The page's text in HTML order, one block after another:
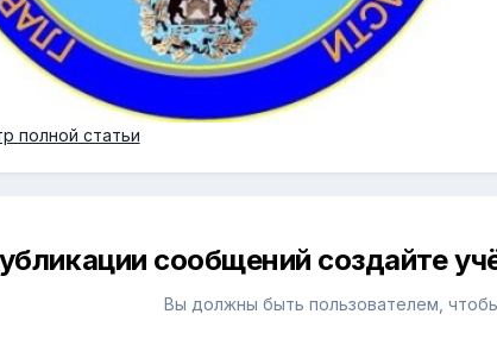
полной статьи
сообщений создайте
Вы должны быть пользователем,